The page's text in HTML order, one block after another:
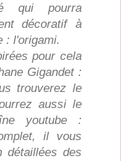
qui pourra
décoratif à
: l'origami.
pour cela
Gigandet :
trouverez le
aussi le
youtube :
il vous
détaillées des